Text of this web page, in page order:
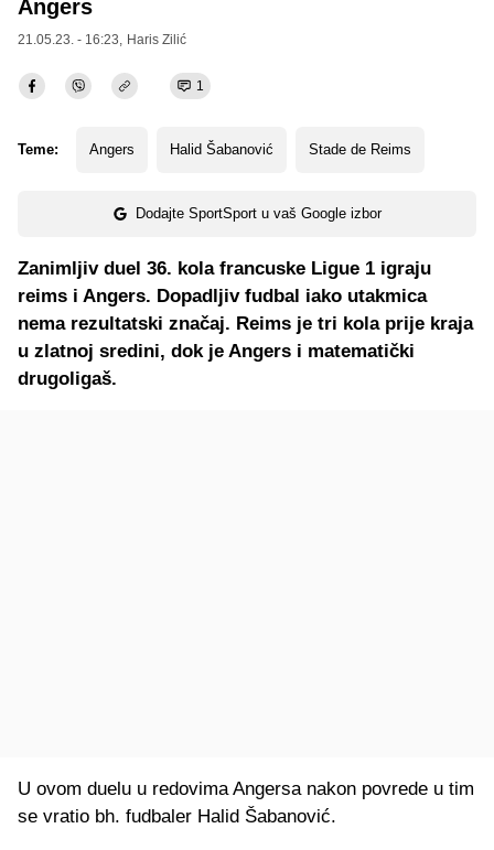
Angers
21.05.23. - 16:23, Haris Zilić
1
Teme: Angers Halid Šabanović Stade de Reims
Dodajte SportSport u vaš Google izbor
Zanimljiv duel 36. kola francuske Ligue 1 igraju
reims i Angers. Dopadljiv fudbal iako utakmica
nema rezultatski značaj. Reims je tri kola prije kraja
u zlatnoj sredini, dok je Angers i matematički
drugoligaš.
U ovom duelu u redovima Angersa nakon povrede u tim
se vratio bh. fudbaler Halid Šabanović.